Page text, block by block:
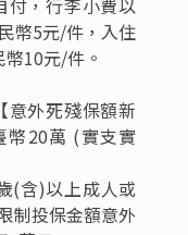
杭州臨安萬豪飯
湖科技城，毗鄰
達獅山公園。飯
康體設施、靜謐
摯貼心的下榻體